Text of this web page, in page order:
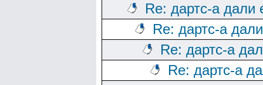
Re: дартс-а дали
Re: дартс-а
Re: дартс-а
Re: дартс-а